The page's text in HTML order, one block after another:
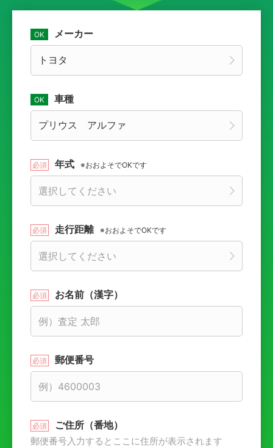
メーカー
車種
年式 ※おおよそでOKです
走行距離 ※おおよそでOKです
お名前（漢字）
郵便番号
ご住所（番地）
郵便番号入力するとここに住所が表示されます